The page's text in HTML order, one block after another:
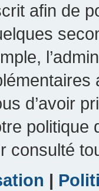
afin de
d’avoir
consulté
|